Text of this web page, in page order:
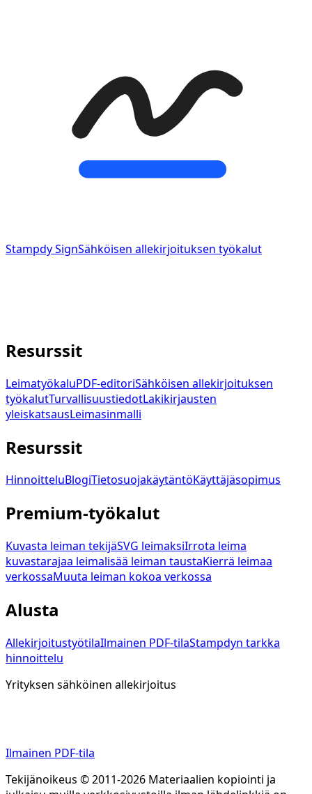
Stampdy SignSähköisen allekirjoituksen työkalut
Resurssit
LeimatyökaluPDF-editoriSähköisen allekirjoituksen
työkalutTurvallisuustiedotLakikirjausten
yleiskatsausLeimasinmalli
Resurssit
HinnoitteluBlogiTietosuojakäytäntöKäyttäjäsopimus
Premium-työkalut
Kuvasta leiman tekijäSVG leimaksiIrrota leima
kuvastarajaa leimalisää leiman taustaKierrä leimaa
verkossaMuuta leiman kokoa verkossa
Alusta
AllekirjoitustyötilaIlmainen PDF-tilaStampdyn tarkka
hinnoittelu
Yrityksen sähköinen allekirjoitus
Ilmainen PDF-tila
Tekijänoikeus © 2011-2026 Materiaalien kopiointi ja